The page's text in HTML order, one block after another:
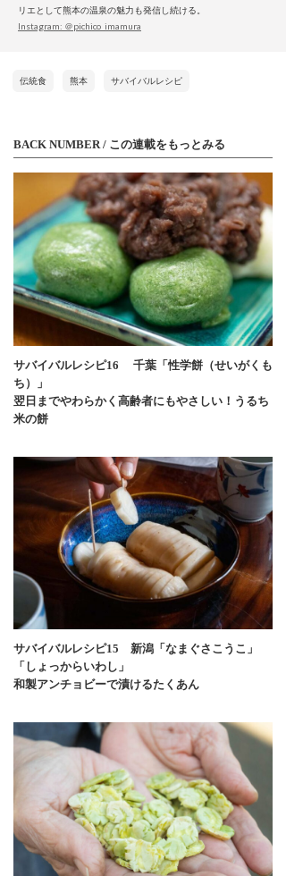
リエとして熊本の温泉の魅力も発信し続ける。
Instagram: ＠pichico_imamura
伝統食 熊本 サバイバルレシピ
BACK NUMBER / この連載をもっとみる
サバイバルレシピ16 千葉「性学餅（せいがくも
ち）」
翌日までやわらかく高齢者にもやさしい！うるち
米の餅
サバイバルレシピ15 新潟「なまぐさこうこ」
「しょっからいわし」
和製アンチョビーで漬けるたくあん